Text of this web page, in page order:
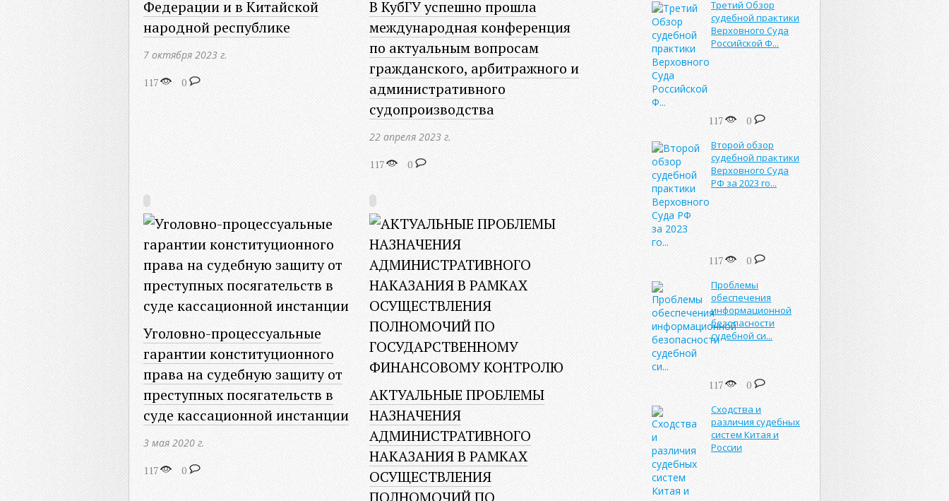
Федерации и в Китайской
народной республике
7 октября 2023 г.
117 0
В КубГУ успешно прошла
международная конференция
по актуальным вопросам
гражданского, арбитражного и
административного
судопроизводства
22 апреля 2023 г.
117 0
Уголовно-процессуальные
гарантии конституционного
права на судебную защиту от
преступных посягательств в
суде кассационной инстанции
3 мая 2020 г.
117 0
АКТУАЛЬНЫЕ ПРОБЛЕМЫ
НАЗНАЧЕНИЯ
АДМИНИСТРАТИВНОГО
НАКАЗАНИЯ В РАМКАХ
ОСУЩЕСТВЛЕНИЯ
ПОЛНОМОЧИЙ ПО
Третий Обзор
судебной практики
Верховного Суда
Российской Ф...
117 0
Второй обзор
судебной практики
Верховного Суда
РФ за 2023 го...
117 0
Проблемы
обеспечения
информационной
безопасности
судебной си...
117 0
Сходства и
различия судебных
систем Китая и
России